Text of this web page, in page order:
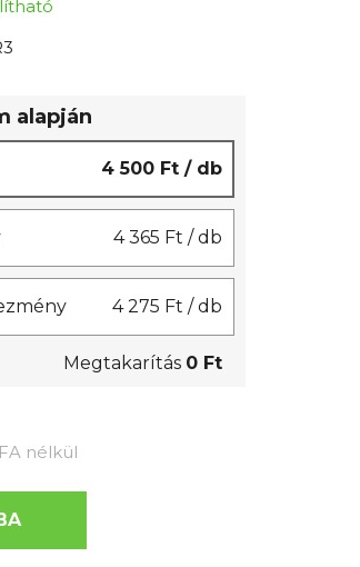
alapján
4 500 Ft / db
4 365 Ft / db
4 275 Ft / db
Megtakarítás 0 Ft
nélkülEgységár: